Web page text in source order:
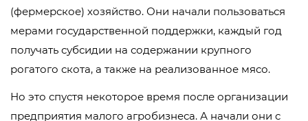
(фермерское) хозяйство. Они начали пользоваться
мерами государственной поддержки, каждый год
получать субсидии на содержании крупного
рогатого скота, а также на реализованное мясо.
Но это спустя некоторое время после организации
предприятия малого агробизнеса. А начали они с